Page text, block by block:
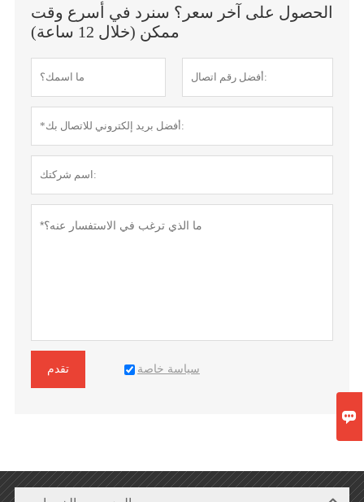
الحصول على آخر سعر؟ سنرد في أسرع وقت
ممكن (خلال 12 ساعة)
تقدم سياسة خاصة
